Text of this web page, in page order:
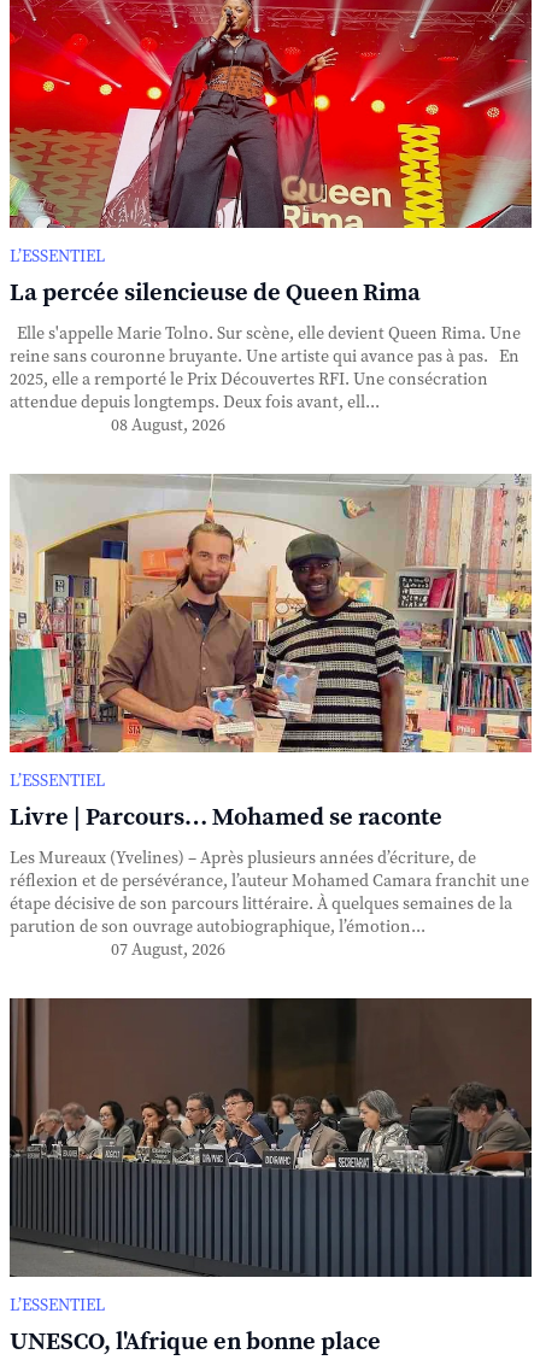
L’ESSENTIEL
La percée silencieuse de Queen Rima
Elle s'appelle Marie Tolno. Sur scène, elle devient Queen Rima. Une
reine sans couronne bruyante. Une artiste qui avance pas à pas. En
2025, elle a remporté le Prix Découvertes RFI. Une consécration
attendue depuis longtemps. Deux fois avant, ell...
08 August, 2026
L’ESSENTIEL
Livre | Parcours… Mohamed se raconte
Les Mureaux (Yvelines) – Après plusieurs années d’écriture, de
réflexion et de persévérance, l’auteur Mohamed Camara franchit une
étape décisive de son parcours littéraire. À quelques semaines de la
parution de son ouvrage autobiographique, l’émotion...
07 August, 2026
L’ESSENTIEL
UNESCO, l'Afrique en bonne place